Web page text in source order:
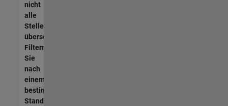
nicht
alle
Stellen
übersetzt.
Filtern
Sie
nach
einem
bestimmten
Standort,